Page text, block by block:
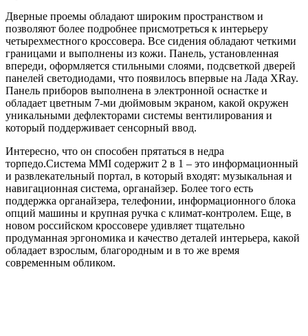
Дверные проемы обладают широким пространством и
позволяют более подробнее присмотреться к интерьеру
четырехместного кроссовера. Все сидения обладают четкими
границами и выполнены из кожи. Панель, установленная
впереди, оформляется стильными слоями, подсветкой дверей
панелей светодиодами, что появилось впервые на Лада ХRay.
Панель приборов выполнена в электронной оснастке и
обладает цветным 7-ми дюймовым экраном, какой окружен
уникальными дефлекторами системы вентилирования и
который поддерживает сенсорный ввод.
Интересно, что он способен прятаться в недра
торпедо.Система MMI содержит 2 в 1 – это информационный
и развлекательный портал, в который входят: музыкальная и
навигационная система, органайзер. Более того есть
поддержка органайзера, телефонии, информационного блока
опций машины и крупная ручка с климат-контролем. Еще, в
новом российском кроссовере удивляет тщательно
продуманная эргономика и качество деталей интерьера, какой
обладает взрослым, благородным и в то же время
современным обликом.